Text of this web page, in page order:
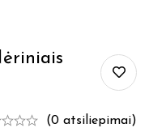
(0 atsiliepimai)